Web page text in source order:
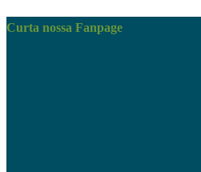
Curta nossa Fanpage